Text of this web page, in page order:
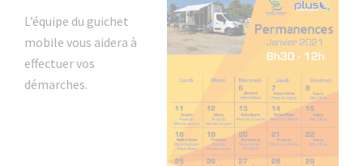
L’équipe du guichet
mobile vous aidera à
effectuer vos
démarches.